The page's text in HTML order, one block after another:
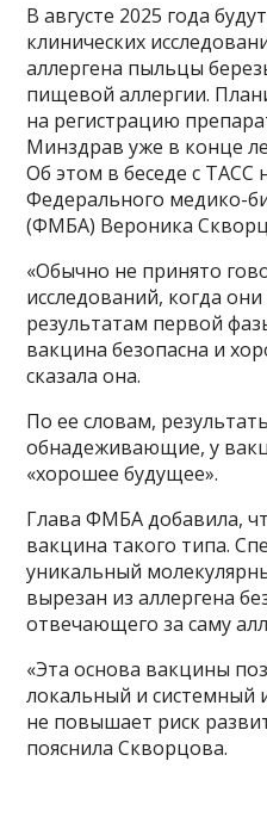
В августе 2025 года
клинических
аллергена пыльцы
пищевой аллергии.
на регистрацию
Минздрав уже в конце
Об этом в беседе с ТАСС
Федерального медико-
(ФМБА) Вероника
«Обычно не принято
исследований, когда
результатам первой
вакцина безопасна и
сказала она.
По ее словам,
обнадеживающие, у
«хорошее будущее».
Глава ФМБА добавила,
вакцина такого типа.
уникальный
вырезан из аллергена
отвечающего за саму
«Эта основа вакцины
локальный и системный
не повышает риск
пояснила Скворцова.